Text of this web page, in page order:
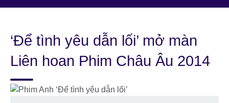
language
‘Để tình yêu dẫn lối’ mở màn
Liên hoan Phim Châu Âu 2014